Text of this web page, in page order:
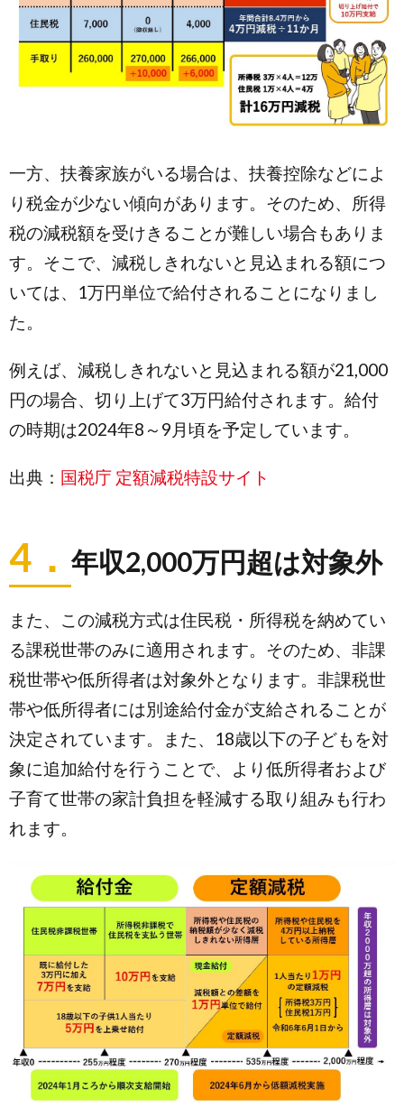
一方、扶養家族がいる場合は、扶養控除などによ
り税金が少ない傾向があります。そのため、所得
税の減税額を受けきることが難しい場合もありま
す。そこで、減税しきれないと見込まれる額につ
いては、1万円単位で給付されることになりまし
た。
例えば、減税しきれないと見込まれる額が21,000
円の場合、切り上げて3万円給付されます。給付
の時期は2024年8～9月頃を予定しています。
出典： 国税庁 定額減税特設サイト
4． 年収2,000万円超は対象外
また、この減税方式は住民税・所得税を納めてい
る課税世帯のみに適用されます。そのため、非課
税世帯や低所得者は対象外となります。非課税世
帯や低所得者には別途給付金が支給されることが
決定されています。また、18歳以下の子どもを対
象に追加給付を行うことで、より低所得者および
子育て世帯の家計負担を軽減する取り組みも行わ
れます。